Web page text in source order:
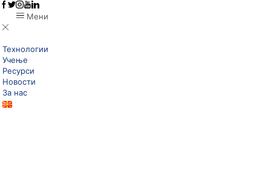
Мени
Технологии
Учење
Ресурси
Новости
За нас